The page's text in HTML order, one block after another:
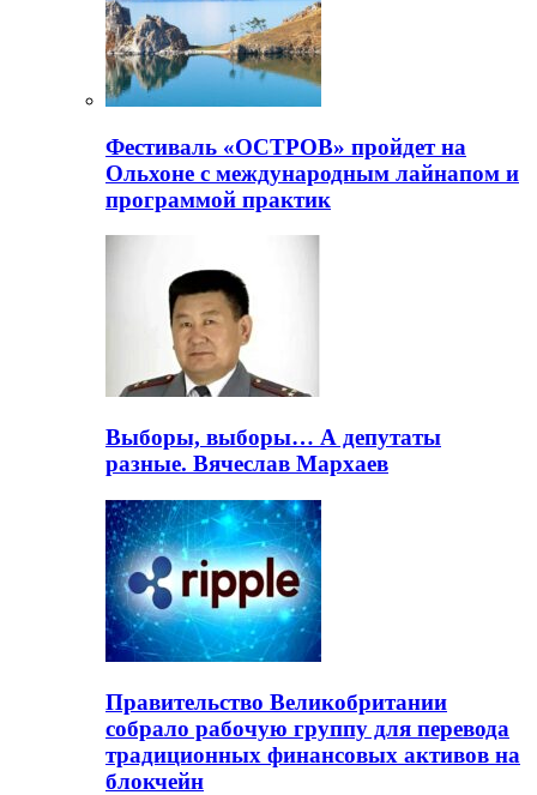
Фестиваль «ОСТРОВ» пройдет на
Ольхоне с международным лайнапом и
программой практик
Выборы, выборы… А депутаты
разные. Вячеслав Мархаев
Правительство Великобритании
собрало рабочую группу для перевода
традиционных финансовых активов на
блокчейн